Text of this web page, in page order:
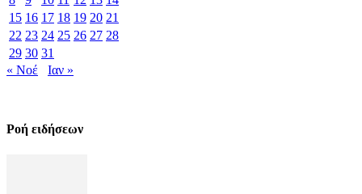
15 16 17 18 19 20 21
22 23 24 25 26 27 28
29 30 31
« Νοέ
Ιαν »
Ροή ειδήσεων